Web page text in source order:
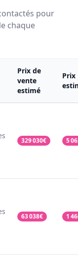
pour
chaque
Prix de
vente
estimé
Prix
329 030€ 5
63 038€ 1